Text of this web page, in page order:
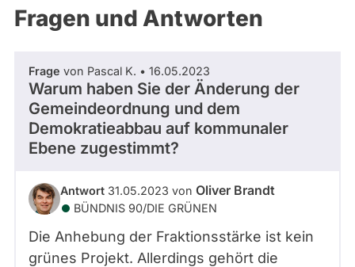
aktueller
gestellt
wurden.
Solche
aus
vergangenen
Kandidaturen
und
nicht
berücksichtigt.
Fragen und Antworten
Frage von Pascal K. • 16.05.2023
Warum haben Sie der Änderung der
Gemeindeordnung und dem
Demokratieabbau auf kommunaler
Ebene zugestimmt?
Antwort 31.05.2023 von Oliver Brandt
BÜNDNIS 90/­DIE GRÜNEN
Die Anhebung der Fraktionsstärke ist kein
grünes Projekt. Allerdings gehört die